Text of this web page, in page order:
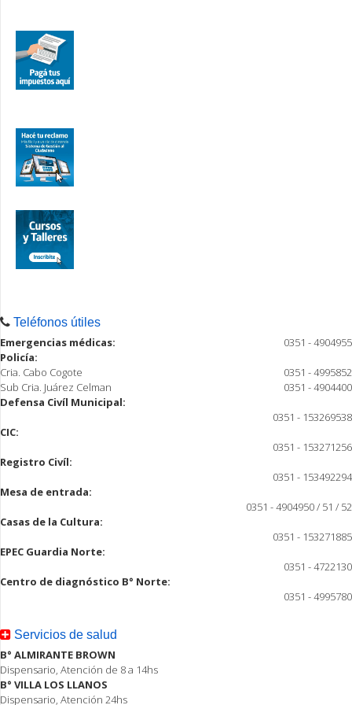
Teléfonos útiles
Emergencias médicas:
0351 - 4904955
Policía:
Cria. Cabo Cogote
0351 - 4995852
Sub Cria. Juárez Celman
0351 - 4904400
Defensa Civíl Municipal:
0351 - 153269538
CIC:
0351 - 153271256
Registro Civíl:
0351 - 153492294
Mesa de entrada:
0351 - 4904950 / 51 / 52
Casas de la Cultura:
0351 - 153271885
EPEC Guardia Norte:
0351 - 4722130
Centro de diagnóstico B° Norte:
0351 - 4995780
Servicios de salud
B° ALMIRANTE BROWN
Dispensario, Atención de 8 a 14hs
B° VILLA LOS LLANOS
Dispensario, Atención 24hs